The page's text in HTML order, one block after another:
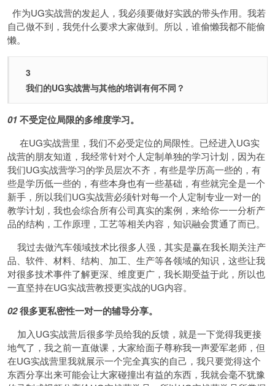
作为UG实战营的发起人，我必须要做好实践的带头作用。我若
自己做不到，我凭什么要求大家做到。所以，谁偷懒我都不能偷
懒。
3
我们的UG实战营与其他的培训有何不同？
01不受定位局限的多维度学习。
在UG实战营里，我们不必受定位的局限性。已经进入UG实
战营的朋友知道，我经常针对个人定制单独的学习计划，因为在
我们UG实战营学习的学员层次不齐，有些是学历高一些的，有
些是学历低一些的，有些本身也有一些基础，有些就完全是一个
新手，所以我们UG实战营必须针对每一个人定制专业一对一的
教学计划，我也会综合所有公司真实的案例，来给你一一分析产
品的结构，工作原理，工艺等相关内容，知识融会贯通了而已。
我过去做汽车领域技术比很多人强，其实是赢在我长期关注产
品、软件、材料、结构、加工、生产等各领域的知识，这些让我
对很多技术事件了解更深、维度更广，我长期受益于此，所以也
一直坚持在UG实战营教授更实战的UG内容。
02很多更私密性一对一的辅导分享。
加入UG实战营后很多学员给我的反馈，就是一下觉得我更接
地气了，我之前一直做课，大家给面子尊称我一声爱军老师，但
在UG实战营里我就展示一个完全真实的自己，我只要觉得这个
东西分享出来可能会让大家碰撞出有益的东西，我就会毫不犹豫